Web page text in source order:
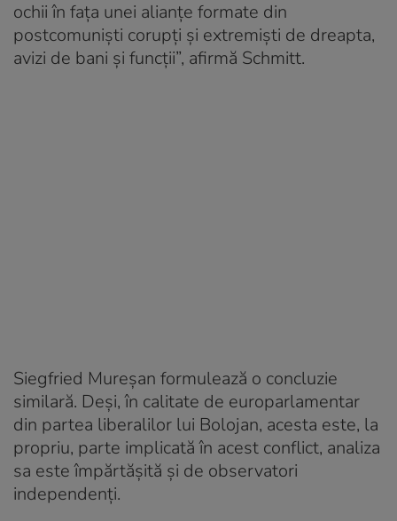
ochii în fața unei alianțe formate din
postcomuniști corupți și extremiști de dreapta,
avizi de bani și funcții”, afirmă Schmitt.
Siegfried Mureșan formulează o concluzie
similară. Deși, în calitate de europarlamentar
din partea liberalilor lui Bolojan, acesta este, la
propriu, parte implicată în acest conflict, analiza
sa este împărtășită și de observatori
independenți.